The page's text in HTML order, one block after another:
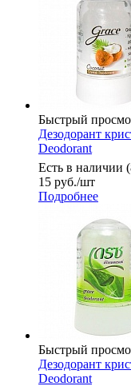
Быстрый
Дезодорант
Deodorant
Есть в наличии
15 руб./шт
Подробнее
Быстрый
Дезодорант
Deodorant